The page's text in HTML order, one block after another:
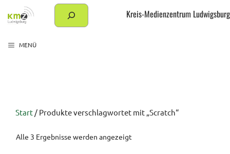
Inhalt
Suchen Kreis-Medienzentrum Ludwigsburg
MENÜ
Start / Produkte verschlagwortet mit „Scratch“
Alle 3 Ergebnisse werden angezeigt